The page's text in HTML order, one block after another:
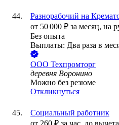
Разнорабочий на
от 50 000 ₽ за месяц, на
Без опыта
Выплаты: Два раза в
ООО Техпромторг
деревня Воронино
Можно без резюме
Откликнуться
Социальный работник